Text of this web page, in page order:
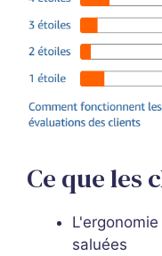
Ce que les
saluées